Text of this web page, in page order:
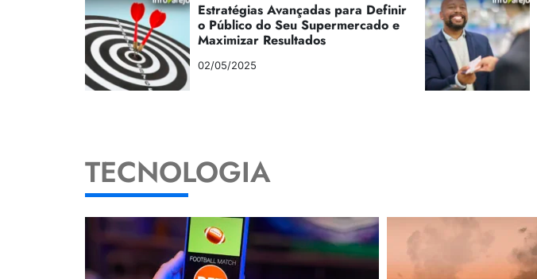
Estratégias Avançadas para Definir
o Público do Seu Supermercado e
Maximizar Resultados
02/05/2025
TECNOLOGIA